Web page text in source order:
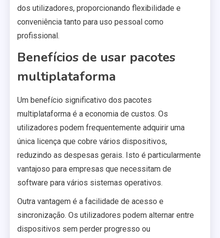
dos utilizadores, proporcionando flexibilidade e
conveniência tanto para uso pessoal como
profissional.
Benefícios de usar pacotes
multiplataforma
Um benefício significativo dos pacotes
multiplataforma é a economia de custos. Os
utilizadores podem frequentemente adquirir uma
única licença que cobre vários dispositivos,
reduzindo as despesas gerais. Isto é particularmente
vantajoso para empresas que necessitam de
software para vários sistemas operativos.
Outra vantagem é a facilidade de acesso e
sincronização. Os utilizadores podem alternar entre
dispositivos sem perder progresso ou